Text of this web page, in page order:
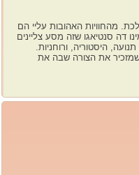
מהחוויות האהובות עליי הם
דה סנטיאגו שזה מסע צליינים
היסטוריה, ורוחניות.
את הצורה שבה את